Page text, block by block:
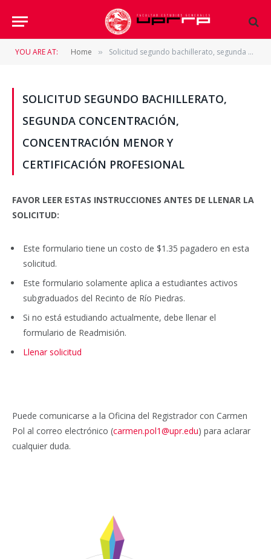
YOU ARE AT: Home » Solicitud segundo bachillerato, segunda concentración, concentración menor y certificación profesional
SOLICITUD SEGUNDO BACHILLERATO,
SEGUNDA CONCENTRACIÓN,
CONCENTRACIÓN MENOR Y
CERTIFICACIÓN PROFESIONAL
FAVOR LEER ESTAS INSTRUCCIONES ANTES DE LLENAR LA
SOLICITUD:
Este formulario tiene un costo de $1.35 pagadero en esta
solicitud.
Este formulario solamente aplica a estudiantes activos
subgraduados del Recinto de Río Piedras.
Si no está estudiando actualmente, debe llenar el
formulario de Readmisión.
Llenar solicitud
Puede comunicarse a la Oficina del Registrador con Carmen
Pol al correo electrónico (carmen.pol1@upr.edu) para aclarar
cualquier duda.